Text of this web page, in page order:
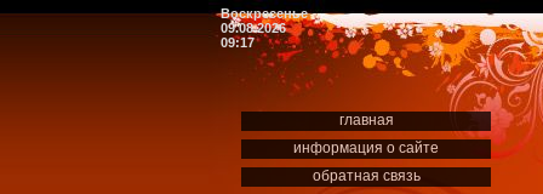
Воскресенье
09.08.2026
09:17
главная
информация о сайте
обратная связь